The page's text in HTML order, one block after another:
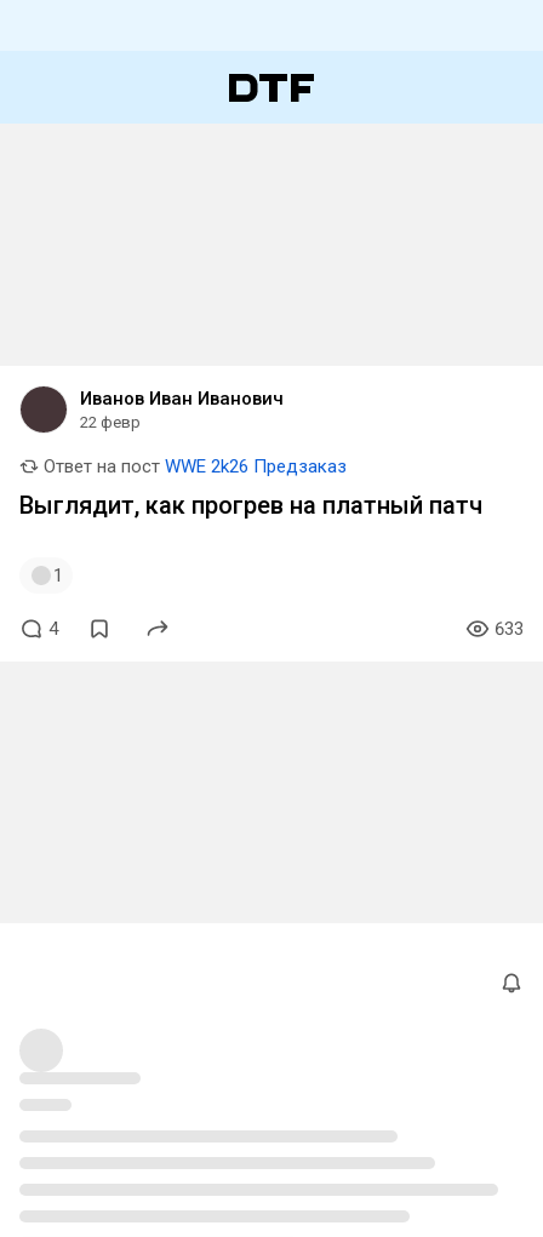
Иванов Иван Иванович
22 февр
Ответ на пост WWE 2k26 Предзаказ
Выглядит, как прогрев на платный патч
1
4 633